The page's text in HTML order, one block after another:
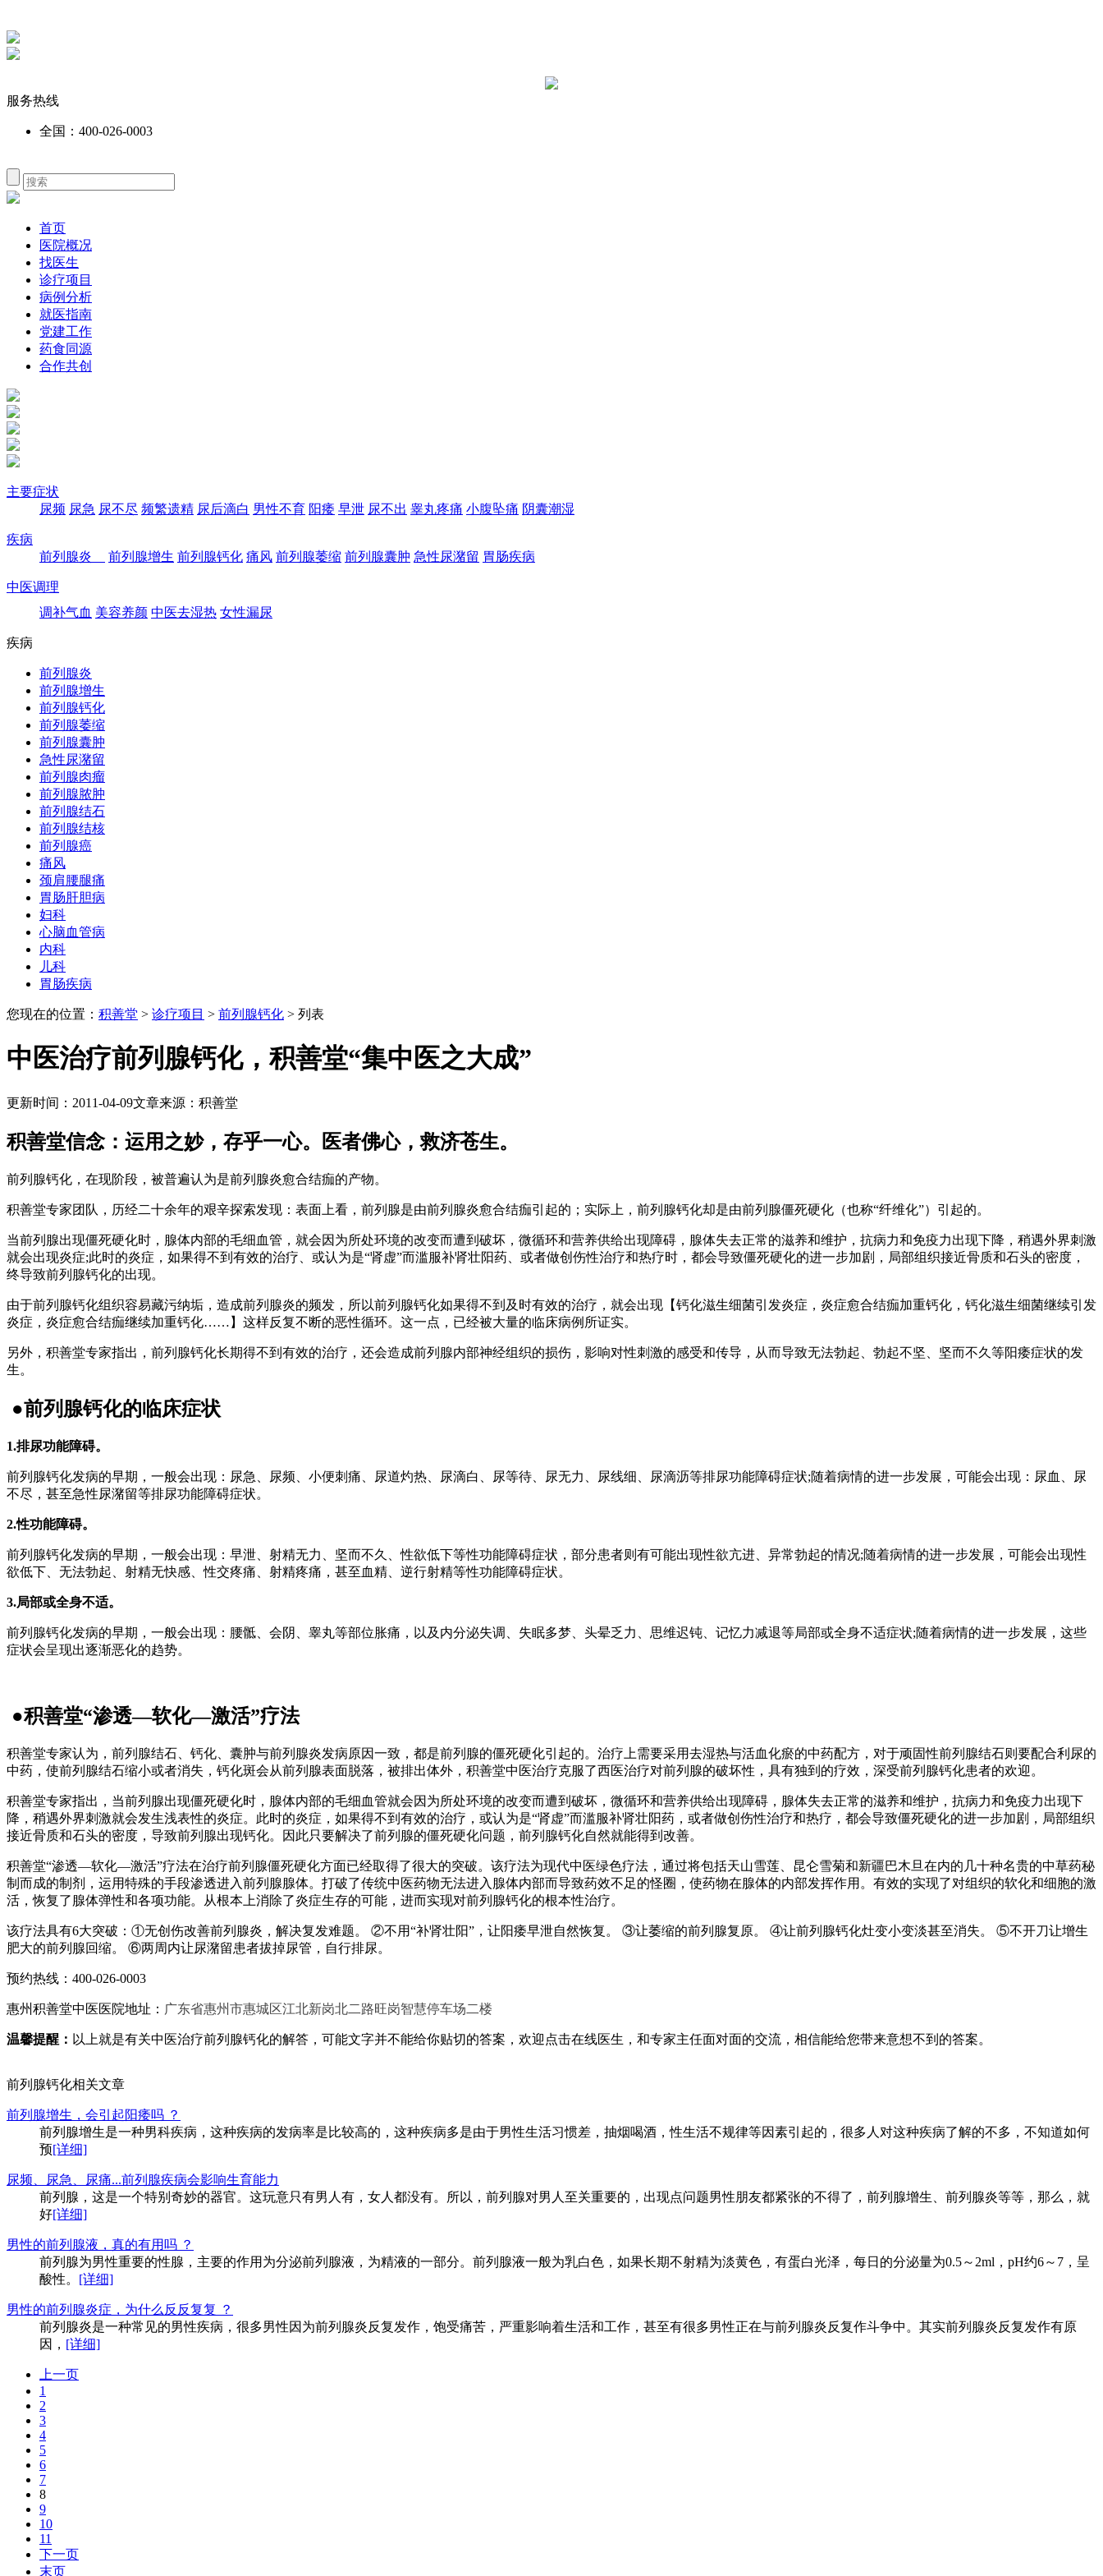
服务热线
全国：400-026-0003
首页
医院概况
找医生
诊疗项目
病例分析
就医指南
党建工作
药食同源
合作共创
主要症状
尿频 尿急 尿不尽 频繁遗精 尿后滴白 男性不育 阳痿 早泄 尿不出 睾丸疼痛 小腹坠痛 阴囊潮湿
疾病
前列腺炎
前列腺增生 前列腺钙化 痛风 前列腺萎缩 前列腺囊肿 急性尿潴留 胃肠疾病
中医调理
调补气血 美容养颜 中医去湿热 女性漏尿
疾病
前列腺炎
前列腺增生
前列腺钙化
前列腺萎缩
前列腺囊肿
急性尿潴留
前列腺肉瘤
前列腺脓肿
前列腺结石
前列腺结核
前列腺癌
痛风
颈肩腰腿痛
胃肠肝胆病
妇科
心脑血管病
内科
儿科
胃肠疾病
您现在的位置： 积善堂 > 诊疗项目 > 前列腺钙化 > 列表
中医治疗前列腺钙化，积善堂“集中医之大成”
更新时间：2011-04-09文章来源：积善堂
积善堂信念：运用之妙，存乎一心。医者佛心，救济苍生。
前列腺钙化，在现阶段，被普遍认为是前列腺炎愈合结痂的产物。
积善堂专家团队，历经二十余年的艰辛探索发现：表面上看，前列腺是由前列腺炎愈合结痂引起的；实际上，前列腺钙化却是由前列腺僵死硬化（也称“纤维化”）引起的。
当前列腺出现僵死硬化时，腺体内部的毛细血管，就会因为所处环境的改变而遭到破坏，微循环和营养供给出现障碍，腺体失去正常的滋养和维护，抗病力和免疫力出现下降，稍遇外界刺激
就会出现炎症;此时的炎症，如果得不到有效的治疗、或认为是“肾虚”而滥服补肾壮阳药、或者做创伤性治疗和热疗时，都会导致僵死硬化的进一步加剧，局部组织接近骨质和石头的密度，
终导致前列腺钙化的出现。
由于前列腺钙化组织容易藏污纳垢，造成前列腺炎的频发，所以前列腺钙化如果得不到及时有效的治疗，就会出现【钙化滋生细菌引发炎症，炎症愈合结痂加重钙化，钙化滋生细菌继续引发
炎症，炎症愈合结痂继续加重钙化……】这样反复不断的恶性循环。这一点，已经被大量的临床病例所证实。
另外，积善堂专家指出，前列腺钙化长期得不到有效的治疗，还会造成前列腺内部神经组织的损伤，影响对性刺激的感受和传导，从而导致无法勃起、勃起不坚、坚而不久等阳痿症状的发
生。
●前列腺钙化的临床症状
1.排尿功能障碍。
前列腺钙化发病的早期，一般会出现：尿急、尿频、小便刺痛、尿道灼热、尿滴白、尿等待、尿无力、尿线细、尿滴沥等排尿功能障碍症状;随着病情的进一步发展，可能会出现：尿血、尿
不尽，甚至急性尿潴留等排尿功能障碍症状。
2.性功能障碍。
前列腺钙化发病的早期，一般会出现：早泄、射精无力、坚而不久、性欲低下等性功能障碍症状，部分患者则有可能出现性欲亢进、异常勃起的情况;随着病情的进一步发展，可能会出现性
欲低下、无法勃起、射精无快感、性交疼痛、射精疼痛，甚至血精、逆行射精等性功能障碍症状。
3.局部或全身不适。
前列腺钙化发病的早期，一般会出现：腰骶、会阴、睾丸等部位胀痛，以及内分泌失调、失眠多梦、头晕乏力、思维迟钝、记忆力减退等局部或全身不适症状;随着病情的进一步发展，这些
症状会呈现出逐渐恶化的趋势。
●积善堂“渗透—软化—激活”疗法
积善堂专家认为，前列腺结石、钙化、囊肿与前列腺炎发病原因一致，都是前列腺的僵死硬化引起的。治疗上需要采用去湿热与活血化瘀的中药配方，对于顽固性前列腺结石则要配合利尿的
中药，使前列腺结石缩小或者消失，钙化斑会从前列腺表面脱落，被排出体外，积善堂中医治疗克服了西医治疗对前列腺的破坏性，具有独到的疗效，深受前列腺钙化患者的欢迎。
积善堂专家指出，当前列腺出现僵死硬化时，腺体内部的毛细血管就会因为所处环境的改变而遭到破坏，微循环和营养供给出现障碍，腺体失去正常的滋养和维护，抗病力和免疫力出现下
降，稍遇外界刺激就会发生浅表性的炎症。此时的炎症，如果得不到有效的治疗，或认为是“肾虚”而滥服补肾壮阳药，或者做创伤性治疗和热疗，都会导致僵死硬化的进一步加剧，局部组织
接近骨质和石头的密度，导致前列腺出现钙化。因此只要解决了前列腺的僵死硬化问题，前列腺钙化自然就能得到改善。
积善堂“渗透—软化—激活”疗法在治疗前列腺僵死硬化方面已经取得了很大的突破。该疗法为现代中医绿色疗法，通过将包括天山雪莲、昆仑雪菊和新疆巴木旦在内的几十种名贵的中草药秘
制而成的制剂，运用特殊的手段渗透进入前列腺腺体。打破了传统中医药物无法进入腺体内部而导致药效不足的怪圈，使药物在腺体的内部发挥作用。有效的实现了对组织的软化和细胞的激
活，恢复了腺体弹性和各项功能。从根本上消除了炎症生存的可能，进而实现对前列腺钙化的根本性治疗。
该疗法具有6大突破：①无创伤改善前列腺炎，解决复发难题。 ②不用“补肾壮阳”，让阳痿早泄自然恢复。 ③让萎缩的前列腺复原。 ④让前列腺钙化灶变小变淡甚至消失。 ⑤不开刀让增生
肥大的前列腺回缩。 ⑥两周内让尿潴留患者拔掉尿管，自行排尿。
预约热线：400-026-0003
惠州积善堂中医医院地址： 广东省惠州市惠城区江北新岗北二路旺岗智慧停车场二楼
温馨提醒： 以上就是有关中医治疗前列腺钙化的解答，可能文字并不能给你贴切的答案，欢迎点击在线医生，和专家主任面对面的交流，相信能给您带来意想不到的答案。
前列腺钙化相关文章
前列腺增生，会引起阳痿吗 ？
前列腺增生是一种男科疾病，这种疾病的发病率是比较高的，这种疾病多是由于男性生活习惯差，抽烟喝酒，性生活不规律等因素引起的，很多人对这种疾病了解的不多，不知道如何
预[详细]
尿频、尿急、尿痛...前列腺疾病会影响生育能力
前列腺，这是一个特别奇妙的器官。这玩意只有男人有，女人都没有。所以，前列腺对男人至关重要的，出现点问题男性朋友都紧张的不得了，前列腺增生、前列腺炎等等，那么，就
好[详细]
男性的前列腺液，真的有用吗 ？
前列腺为男性重要的性腺，主要的作用为分泌前列腺液，为精液的一部分。前列腺液一般为乳白色，如果长期不射精为淡黄色，有蛋白光泽，每日的分泌量为0.5～2ml，pH约6～7，呈
酸性。 [详细]
男性的前列腺炎症，为什么反反复复 ？
前列腺炎是一种常见的男性疾病，很多男性因为前列腺炎反复发作，饱受痛苦，严重影响着生活和工作，甚至有很多男性正在与前列腺炎反复作斗争中。其实前列腺炎反复发作有原
因， [详细]
上一页
1
2
3
4
5
6
7
8
9
10
11
下一页
末页